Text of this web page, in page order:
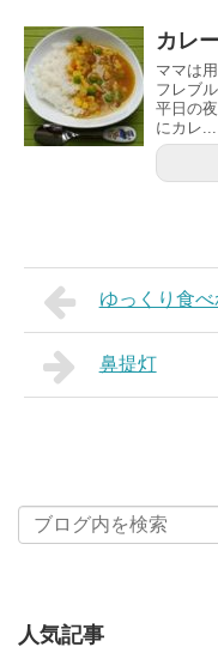
カレ
ママは
フレブ
平日の
にカレ...
ゆっくり食
鼻提灯
人気記事